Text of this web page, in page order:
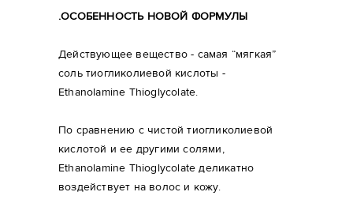
.ОСОБЕННОСТЬ НОВОЙ ФОРМУЛЫ
Действующее вещество - самая “мягкая”
соль тиогликолиевой кислоты -
Ethanolamine Thioglycolate.
По сравнению с чистой тиогликолиевой
кислотой и ее другими солями,
Ethanolamine Thioglycolate деликатно
воздействует на волос и кожу.